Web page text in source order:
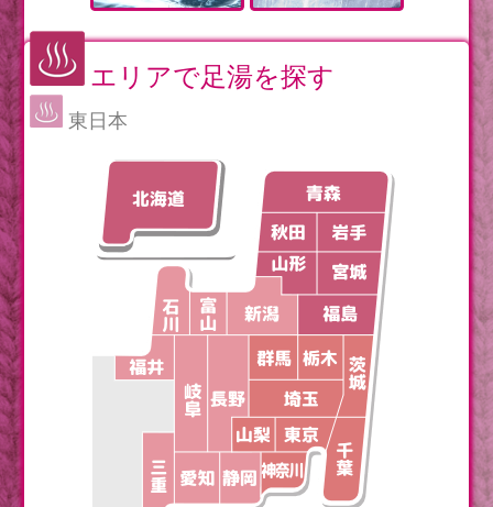
エリアで足湯を探す
東日本